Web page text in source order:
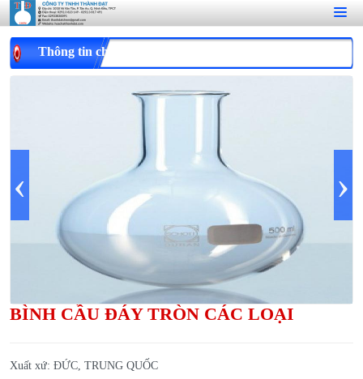
Thông tin chi tiết
‹ ›
BÌNH CẦU ĐÁY TRÒN CÁC LOẠI
Xuất xứ: ĐỨC, TRUNG QUỐC